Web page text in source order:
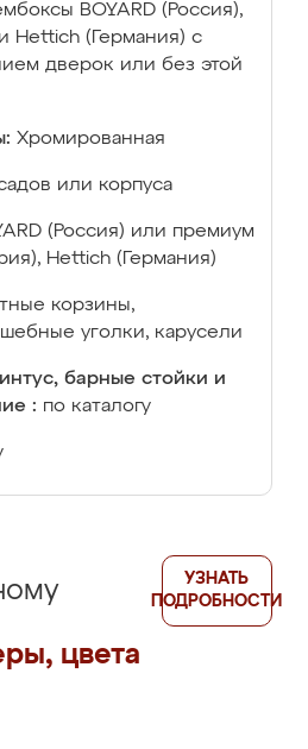
BOYARD (Россия),
Hettich (Германия) с
дверок или без этой
Хромированная
или корпуса
(Россия) или премиум
Hettich (Германия)
корзины,
уголки, карусели
барные стойки и
: по каталогу
цвета
УЗНАТЬ
ПОДРОБНОСТИ